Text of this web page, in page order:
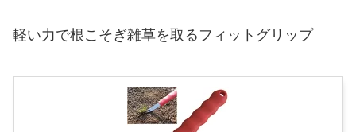
軽い力で根こそぎ雑草を取るフィットグリップ